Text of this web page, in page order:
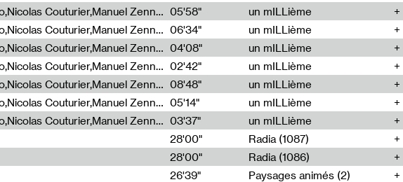
Cécile Tonizzo,Nicolas Couturier,Manuel Zenner,Aquila Lescene,Curtis Coco,Cyril Magnier 05'58"
un mILLième
Cécile Tonizzo,Nicolas Couturier,Manuel Zenner,Aquila Lescene,Curtis Coco,Cyril Magnier 06'34"
un mILLième
Cécile Tonizzo,Nicolas Couturier,Manuel Zenner,Aquila Lescene,Curtis Coco,Cyril Magnier 04'08"
un mILLième
Cécile Tonizzo,Nicolas Couturier,Manuel Zenner,Aquila Lescene,Curtis Coco,Cyril Magnier 02'42"
un mILLième
Cécile Tonizzo,Nicolas Couturier,Manuel Zenner,Aquila Lescene,Curtis Coco,Cyril Magnier 08'48"
un mILLième
Cécile Tonizzo,Nicolas Couturier,Manuel Zenner,Aquila Lescene,Curtis Coco,Cyril Magnier 05'14"
un mILLième
Cécile Tonizzo,Nicolas Couturier,Manuel Zenner,Aquila Lescene,Curtis Coco,Cyril Magnier 03'37"
un mILLième
28'00"
Radia (1087)
28'00"
Radia (1086)
26'39"
Paysages animés (2)